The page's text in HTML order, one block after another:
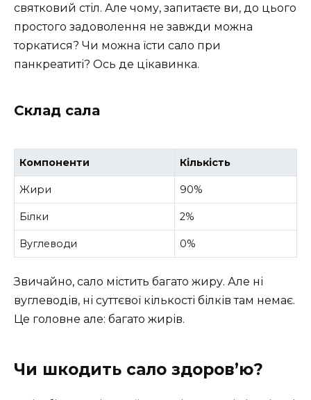
святковий стіл. Але чому, запитаєте ви, до цього
простого задоволення не завжди можна
торкатися? Чи можна їсти сало при
панкреатиті? Ось де цікавинка.
Склад сала
Компоненти Кількість
Жири 90%
Білки 2%
Вуглеводи 0%
Звичайно, сало містить багато жиру. Але ні
вуглеводів, ні суттєвої кількості білків там немає.
Це головне але: багато жирів.
Чи шкодить сало здоров’ю?